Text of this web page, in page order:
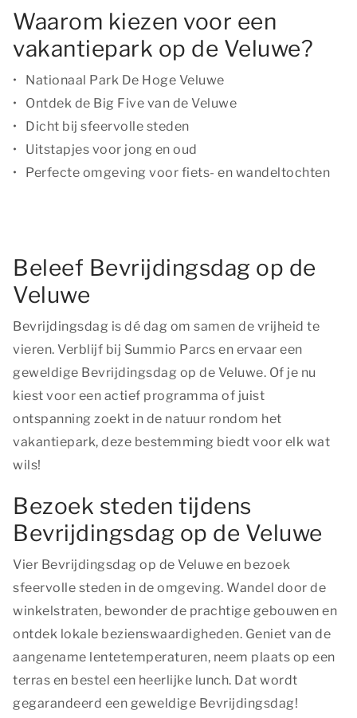
Waarom kiezen voor een
vakantiepark op de Veluwe?
Nationaal Park De Hoge Veluwe
Ontdek de Big Five van de Veluwe
Dicht bij sfeervolle steden
Uitstapjes voor jong en oud
Perfecte omgeving voor fiets- en wandeltochten
Beleef Bevrijdingsdag op de
Veluwe
Bevrijdingsdag is dé dag om samen de vrijheid te
vieren. Verblijf bij Summio Parcs en ervaar een
geweldige Bevrijdingsdag op de Veluwe. Of je nu
kiest voor een actief programma of juist
ontspanning zoekt in de natuur rondom het
vakantiepark, deze bestemming biedt voor elk wat
wils!
Bezoek steden tijdens
Bevrijdingsdag op de Veluwe
Vier Bevrijdingsdag op de Veluwe en bezoek
sfeervolle steden in de omgeving. Wandel door de
winkelstraten, bewonder de prachtige gebouwen en
ontdek lokale bezienswaardigheden. Geniet van de
aangename lentetemperaturen, neem plaats op een
terras en bestel een heerlijke lunch. Dat wordt
gegarandeerd een geweldige Bevrijdingsdag!